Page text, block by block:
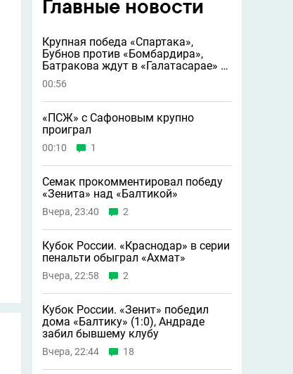
Главные новости
Крупная победа «Спартака»,
Бубнов против «Бомбардира»,
Батракова ждут в «Галатасарае» и
другие новости
00:56
«ПСЖ» с Сафоновым крупно
проиграл
00:10 1
Семак прокомментировал победу
«Зенита» над «Балтикой»
Вчера, 23:40 2
Кубок России. «Краснодар» в серии
пенальти обыграл «Ахмат»
Вчера, 22:58 2
Кубок России. «Зенит» победил
дома «Балтику» (1:0), Андраде
забил бывшему клубу
Вчера, 22:44 18